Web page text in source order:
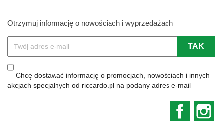
Otrzymuj informację o nowościach i wyprzedażach
Chcę dostawać informację o promocjach, nowościach i innych
akcjach specjalnych od riccardo.pl na podany adres e-mail